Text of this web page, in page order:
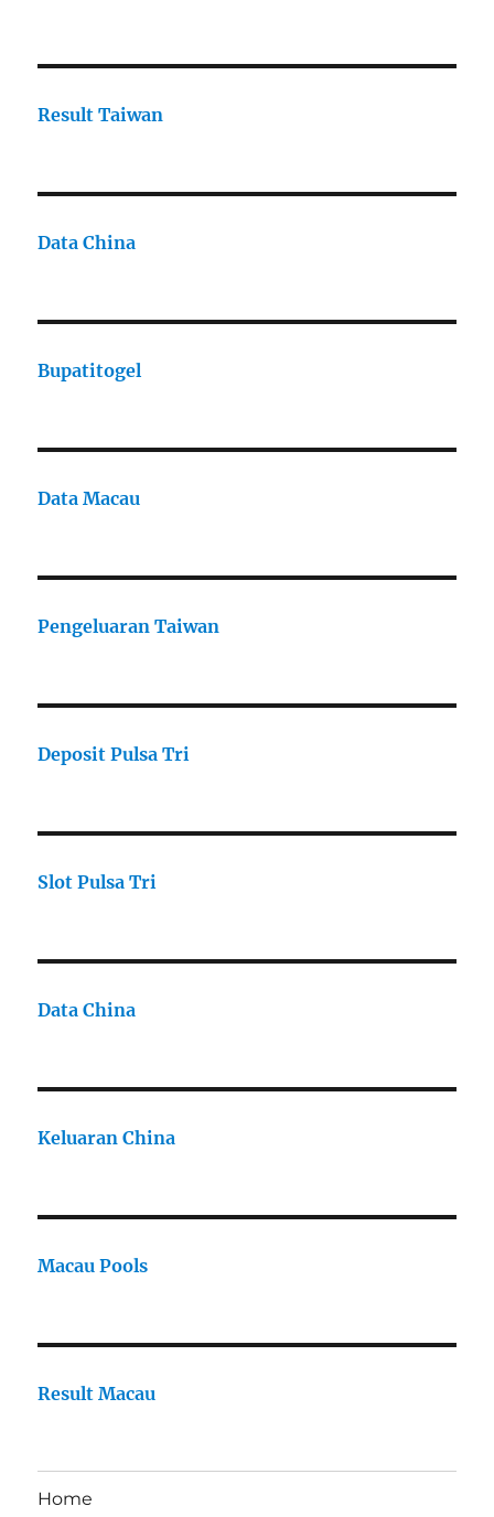
Result Taiwan
Data China
Bupatitogel
Data Macau
Pengeluaran Taiwan
Deposit Pulsa Tri
Slot Pulsa Tri
Data China
Keluaran China
Macau Pools
Result Macau
Home